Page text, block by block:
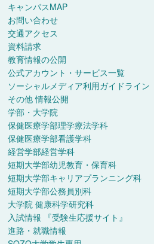
キャンパスMAP
お問い合わせ
交通アクセス
資料請求
教育情報の公開
公式アカウント・サービス一覧
ソーシャルメディア利用ガイドライン
その他 情報公開
学部・大学院
保健医療学部理学療法学科
保健医療学部看護学科
経営学部経営学科
短期大学部幼児教育・保育科
短期大学部キャリアプランニング科
短期大学部公務員別科
大学院 健康科学研究科
入試情報
『受験生応援サイト』
進路・就職情報